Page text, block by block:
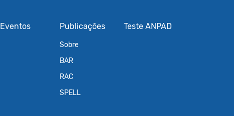
Eventos Publicações
Sobre
BAR
RAC
SPELL
Teste ANPAD